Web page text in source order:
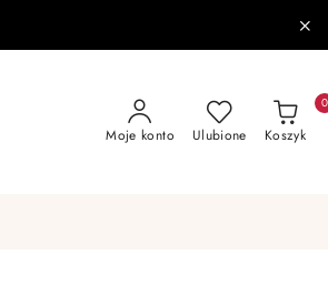
Moje konto Ulubione Koszyk
0